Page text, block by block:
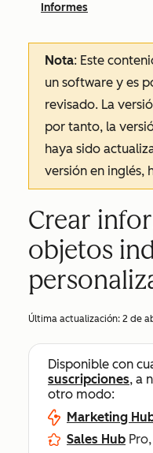
Informes
Nota: Este
un software y es
revisado. La
por tanto, la
haya sido
versión en inglés,
Crear
objetos
Última actualización: 2 de
Disponible con
suscripciones, a
otro modo:
Marketing
Sales Hub